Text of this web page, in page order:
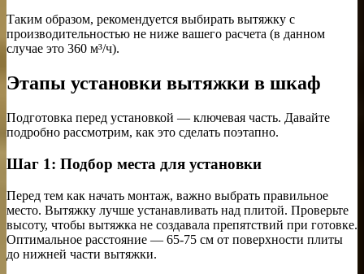
Таким образом, рекомендуется выбирать вытяжку с
производительностью не ниже вашего расчета (в данном
случае это 360 м³/ч).
Этапы установки вытяжки в шкаф
Подготовка перед установкой — ключевая часть. Давайте
подробно рассмотрим, как это сделать поэтапно.
Шаг 1: Подбор места для установки
Перед тем как начать монтаж, важно выбрать правильное
место. Вытяжку лучше устанавливать над плитой. Проверьте
высоту, чтобы вытяжка не создавала препятствий при готовке.
Оптимальное расстояние — 65-75 см от поверхности плиты
до нижней части вытяжки.